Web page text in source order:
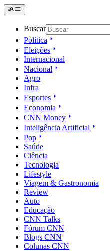
Buscar
Política
Eleições
Internacional
Nacional
Agro
Infra
Esportes
Economia
CNN Money
Inteligência Artificial
Pop
Saúde
Ciência
Tecnologia
Lifestyle
Viagem & Gastronomia
Review
Auto
Educação
CNN Talks
Fórum CNN
Blogs CNN
Colunas CNN